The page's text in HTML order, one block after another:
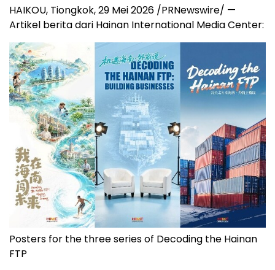
HAIKOU, Tiongkok, 29 Mei 2026 /PRNewswire/ —
Artikel berita dari Hainan International Media Center:
Posters for the three series of Decoding the Hainan
FTP